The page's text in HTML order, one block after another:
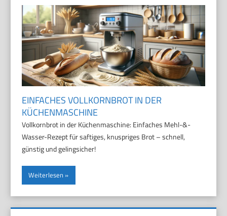
EINFACHES VOLLKORNBROT IN DER
KÜCHENMASCHINE
Vollkornbrot in der Küchenmaschine: Einfaches Mehl-&-
Wasser-Rezept für saftiges, knuspriges Brot – schnell,
günstig und gelingsicher!
Weiterlesen